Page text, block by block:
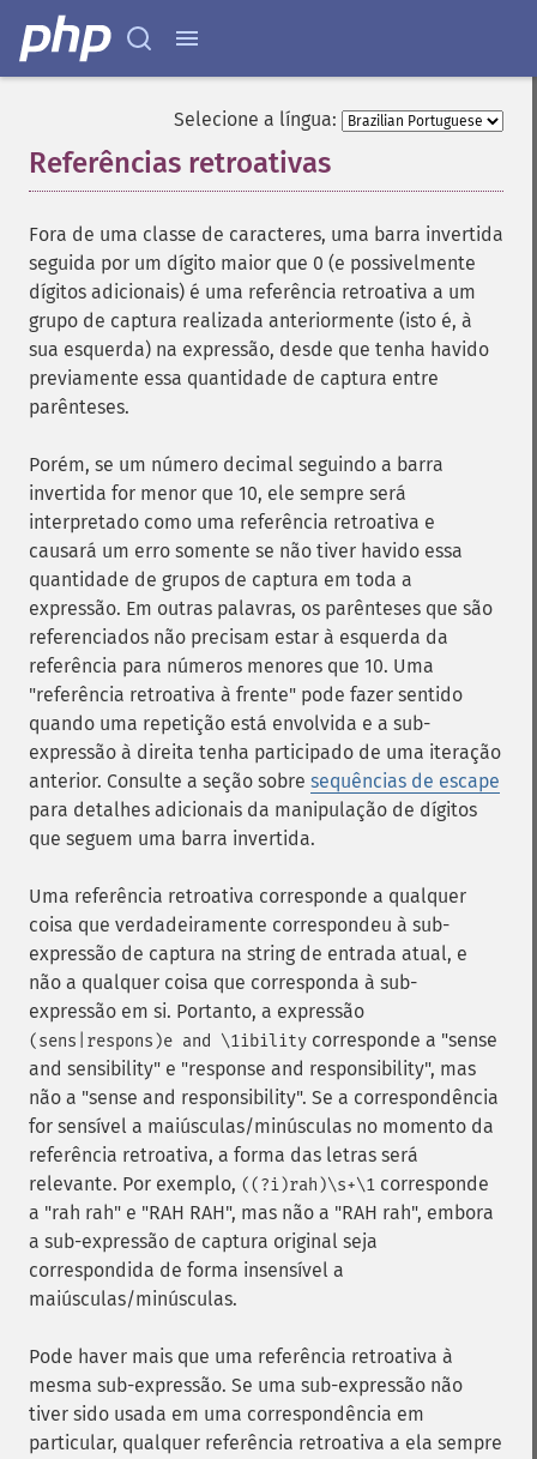
Selecione a língua:
Referências retroativas
Fora de uma classe de caracteres, uma barra invertida
seguida por um dígito maior que 0 (e possivelmente
dígitos adicionais) é uma referência retroativa a um
grupo de captura realizada anteriormente (isto é, à
sua esquerda) na expressão, desde que tenha havido
previamente essa quantidade de captura entre
parênteses.
Porém, se um número decimal seguindo a barra
invertida for menor que 10, ele sempre será
interpretado como uma referência retroativa e
causará um erro somente se não tiver havido essa
quantidade de grupos de captura em toda a
expressão. Em outras palavras, os parênteses que são
referenciados não precisam estar à esquerda da
referência para números menores que 10. Uma
"referência retroativa à frente" pode fazer sentido
quando uma repetição está envolvida e a sub-
expressão à direita tenha participado de uma iteração
anterior. Consulte a seção sobre sequências de escape
para detalhes adicionais da manipulação de dígitos
que seguem uma barra invertida.
Uma referência retroativa corresponde a qualquer
coisa que verdadeiramente correspondeu à sub-
expressão de captura na string de entrada atual, e
não a qualquer coisa que corresponda à sub-
expressão em si. Portanto, a expressão
(sens|respons)e and \1ibility corresponde a "sense
and sensibility" e "response and responsibility", mas
não a "sense and responsibility". Se a correspondência
for sensível a maiúsculas/minúsculas no momento da
referência retroativa, a forma das letras será
relevante. Por exemplo, ((?i)rah)\s+\1 corresponde
a "rah rah" e "RAH RAH", mas não a "RAH rah", embora
a sub-expressão de captura original seja
correspondida de forma insensível a
maiúsculas/minúsculas.
Pode haver mais que uma referência retroativa à
mesma sub-expressão. Se uma sub-expressão não
tiver sido usada em uma correspondência em
particular, qualquer referência retroativa a ela sempre